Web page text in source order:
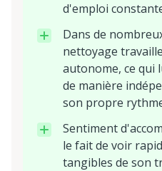
d'emploi
Dans de
nettoyage
autonome, ce qui
de manière
son propre
Sentiment
le fait de voir
tangibles de son